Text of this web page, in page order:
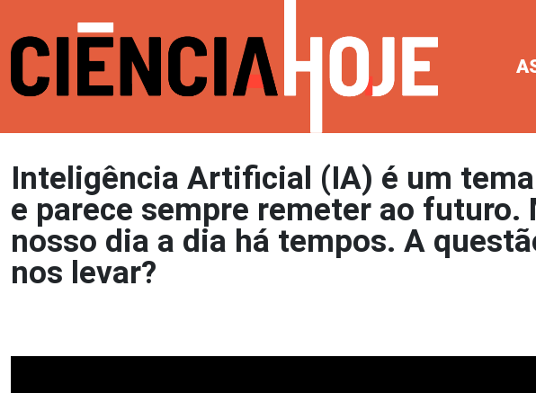
Inteligência Artificial (IA) é um
e parece sempre remeter ao futuro.
nosso dia a dia há tempos. A
nos levar?